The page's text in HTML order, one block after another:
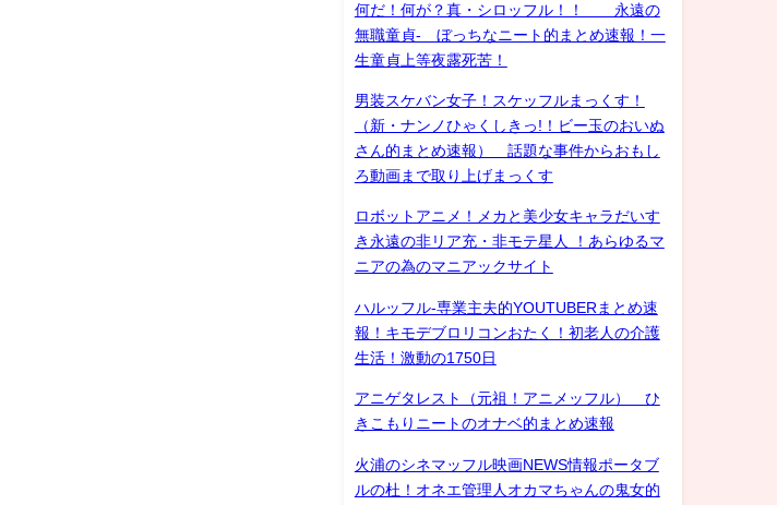
何だ！何が？真・シロッフル！！ 永遠の
無職童貞- ぼっちなニート的まとめ速報！一
生童貞上等夜露死苦！
男装スケバン女子！スケッフルまっくす！
（新・ナンノひゃくしきっ!！ビー玉のおいぬ
さん的まとめ速報） 話題な事件からおもし
ろ動画まで取り上げまっくす
ロボットアニメ！メカと美少女キャラだいす
き永遠の非リア充・非モテ星人 ！あらゆるマ
ニアの為のマニアックサイト
ハルッフル-専業主夫的YOUTUBERまとめ速
報！キモデブロリコンおたく！初老人の介護
生活！激動の1750日
アニゲタレスト（元祖！アニメッフル） ひ
きこもりニートのオナベ的まとめ速報
火浦のシネマッフル映画NEWS情報ポータブ
ルの杜！オネエ管理人オカマちゃんの鬼女的